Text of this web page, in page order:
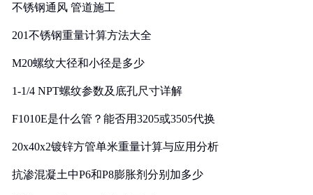
不锈钢通风 管道施工
201不锈钢重量计算方法大全
M20螺纹大径和小径是多少
1-1/4 NPT螺纹参数及底孔尺寸详解
F1010E是什么管？能否用3205或3505代换
20x40x2镀锌方管单米重量计算与应用分析
抗渗混凝土中P6和P8膨胀剂分别加多少